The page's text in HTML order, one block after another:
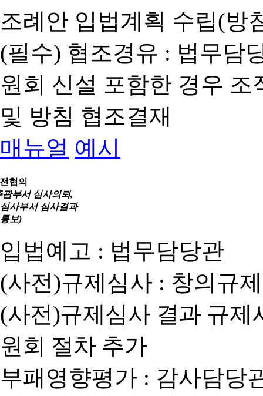
조례안 입법계획 수립(방
(필수) 협조경유 : 법무담
원회 신설 포함한 경우
및 방침 협조결재
매뉴얼 예시
협의
관부서 심사의뢰,
심사부서 심사결과
통보)
입법예고 : 법무담당관
(사전)규제심사 : 창의규
(사전)규제심사 결과 규
원회 절차 추가
부패영향평가 : 감사담당